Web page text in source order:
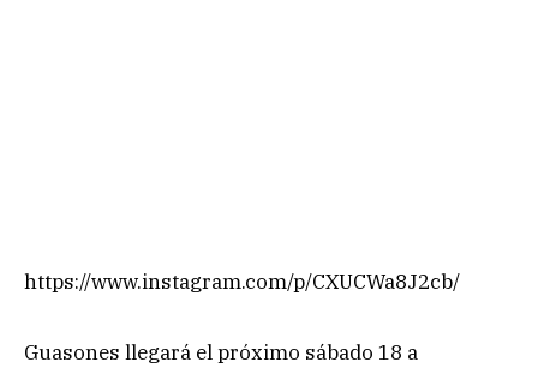
https://www.instagram.com/p/CXUCWa8J2cb/
Guasones llegará el próximo sábado 18 a